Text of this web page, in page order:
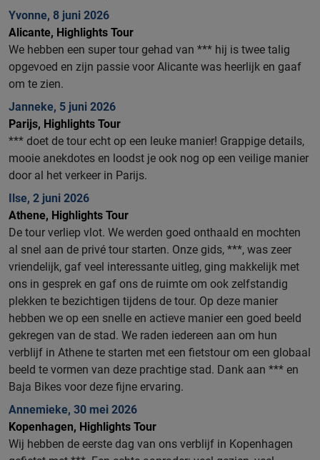
Yvonne, 8 juni 2026
Alicante, Highlights Tour
We hebben een super tour gehad van *** hij is twee talig
opgevoed en zijn passie voor Alicante was heerlijk en gaaf
om te zien.
Janneke, 5 juni 2026
Parijs, Highlights Tour
*** doet de tour echt op een leuke manier! Grappige details,
mooie anekdotes en loodst je ook nog op een veilige manier
door al het verkeer in Parijs.
Ilse, 2 juni 2026
Athene, Highlights Tour
De tour verliep vlot. We werden goed onthaald en mochten
al snel aan de privé tour starten. Onze gids, ***, was zeer
vriendelijk, gaf veel interessante uitleg, ging makkelijk met
ons in gesprek en gaf ons de ruimte om ook zelfstandig
plekken te bezichtigen tijdens de tour. Op deze manier
hebben we op een snelle en actieve manier een goed beeld
gekregen van de stad. We raden iedereen aan om hun
verblijf in Athene te starten met een fietstour om een globaal
beeld te vormen van deze prachtige stad. Dank aan *** en
Baja Bikes voor deze fijne ervaring.
Annemieke, 30 mei 2026
Kopenhagen, Highlights Tour
Wij hebben de eerste dag van ons verblijf in Kopenhagen